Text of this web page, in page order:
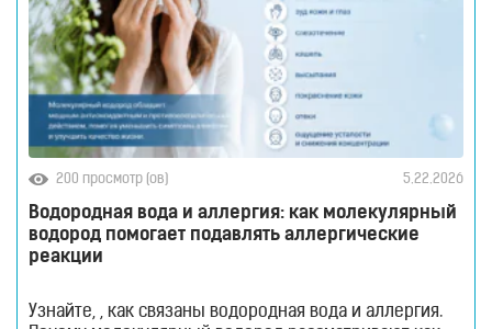
200 просмотр (ов) 5.22.2026
Водородная вода и аллергия: как молекулярный
водород помогает подавлять аллергические
реакции
Узнайте, , как связаны водородная вода и аллергия.